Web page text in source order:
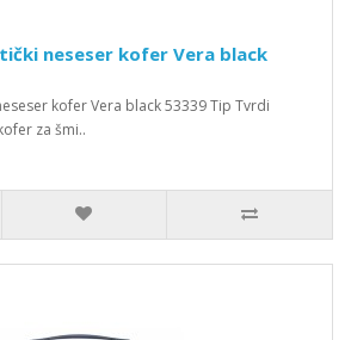
neseser kofer Vera black
kofer Vera black 53339 Tip Tvrdi
za šmi..